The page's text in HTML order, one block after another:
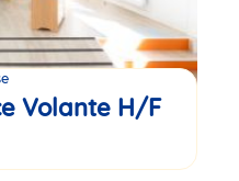
Volante H/F